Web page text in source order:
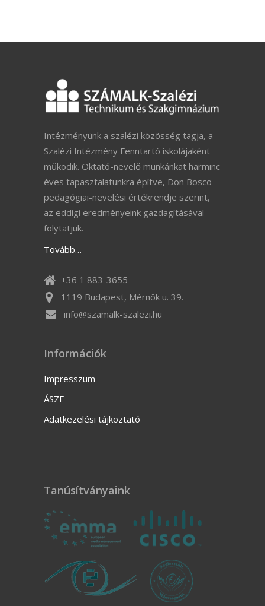
Intézményünk a szalézi közösség tagja, a
Szalézi Intézmény Fenntartó iskolájaként
működik. Oktató-nevelő munkánkat harminc
éves tapasztalatunkra építve, Don Bosco
pedagógiai-nevelési értékrendje szerint,
az eddigi eredményeink gazdagításával
folytatjuk.
Tovább…
+36 1 883-3655
1119 Budapest, Mérnök u. 39.
info@szamalk-szalezi.hu
Információk
Impresszum
ÁSZF
Adatkezelési tájkoztató
Tanúsítványaink